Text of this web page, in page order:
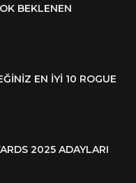
BEKLENEN
EN İYI 10 ROGUE
2025 ADAYLARI